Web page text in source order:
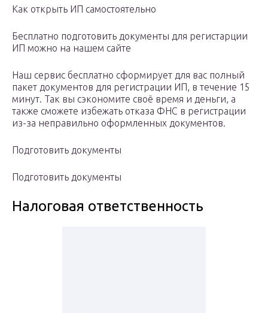
Как открыть ИП самостоятельно
Бесплатно подготовить документы для регистарции
ИП можно на нашем сайте
Наш сервис бесплатно сформирует для вас полный
пакет документов для регистрации ИП, в течение 15
минут. Так вы сэкономите своё время и деньги, а
также сможете избежать отказа ФНС в регистрации
из-за неправильно оформленных документов.
Подготовить документы
Подготовить документы
Налоговая ответственность